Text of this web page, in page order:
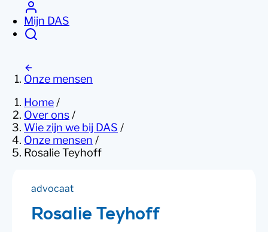
Mijn DAS
Onze mensen
Home /
Over ons /
Wie zijn we bij DAS /
Onze mensen /
Rosalie Teyhoff
advocaat
Rosalie Teyhoff